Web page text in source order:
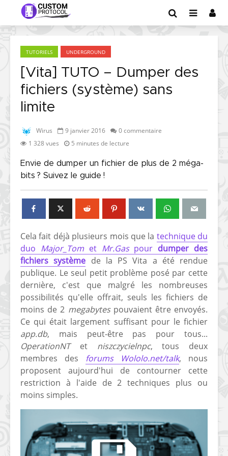
TUTORIELS UNDERGROUND
[Vita] TUTO – Dumper des
fichiers (système) sans
limite
Wirus 9 janvier 2016
0 commentaire
1 328 vues
5 minutes de lecture
Envie de dumper un fichier de plus de 2 méga-
bits ? Suivez le guide !
Cela fait déjà plusieurs mois que la technique du
duo Major_Tomet Mr.Gaspour dumper des
fichiers système de la PS Vita a été rendue
publique. Le seul petit problème posé par cette
dernière, c'est que malgré les nombreuses
possibilités qu'elle offrait, seuls les fichiers de
moins de 2 megabytespouvaient être envoyés.
Ce qui était largement suffisant pour le fichier
app.db, mais peut-être pas pour tous...
OperationNTet niszczycielnpc, tous deux
membres des forums Wololo.net/talk, nous
proposent aujourd'hui de contourner cette
restriction à l'aide de 2 techniques plus ou
moins simples.